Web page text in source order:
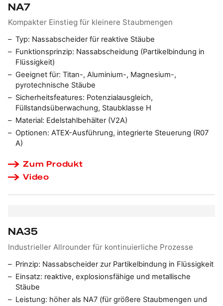
NA7
Kompakter Einstieg für kleinere Staubmengen
Typ: Nassabscheider für reaktive Stäube
Funktionsprinzip: Nassabscheidung (Partikelbindung in
Flüssigkeit)
Geeignet für: Titan-, Aluminium-, Magnesium-,
pyrotechnische Stäube
Sicherheitsfeatures: Potenzialausgleich,
Füllstandsüberwachung, Staubklasse H
Material: Edelstahlbehälter (V2A)
Optionen: ATEX-Ausführung, integrierte Steuerung (R07
A)
Zum Produkt
Video
NA35
Industrieller Allrounder für kontinuierliche Prozesse
Prinzip: Nassabscheider zur Partikelbindung in Flüssigkeit
Einsatz: reaktive, explosionsfähige und metallische
Stäube
Leistung: höher als NA7 (für größere Staubmengen und